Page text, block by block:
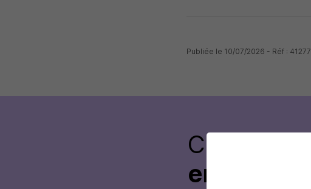
Publiée le 10/07/2026 - Réf :
Créez
envoyez